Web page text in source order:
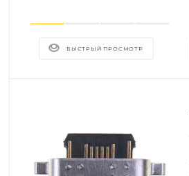
БЫСТРЫЙ ПРОСМОТР